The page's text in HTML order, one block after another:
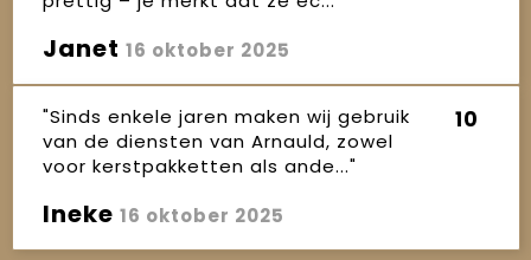
Janet 16 oktober 2025
"Sinds enkele jaren maken wij gebruik
van de diensten van Arnauld, zowel
voor kerstpakketten als ande..."
10
Ineke 16 oktober 2025